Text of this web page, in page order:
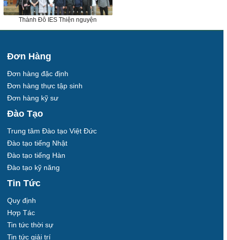
Thành Đô IES Thiện nguyện
Đơn Hàng
Đơn hàng đặc định
Đơn hàng thực tập sinh
Đơn hàng kỹ sư
Đào Tạo
Trung tâm Đào tạo Việt Đức
Đào tạo tiếng Nhật
Đào tạo tiếng Hàn
Đào tạo kỹ năng
Tin Tức
Quy định
Hợp Tác
Tin tức thời sự
Tin tức giải trí